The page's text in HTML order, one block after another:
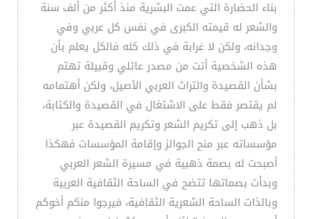
بناء الحضارة التي عمت البشرية منذ أكثر من ألف سنة
والشعر له قيمته الكبرى في نفس كل عربي وفي
وجدانه، ولكن لا غرابة في ذلك كله فالكل يعلم بأن
هذه الشخصية أتت من مصدر عائلي وقبيلة تهتم
بشأن القصيدة والتراث العربي الأصيل، ولكن أهتمامه
لم يقتصر فقط على الاشتغال في القصيدة والكتابة،
بل ذهب إلى تكريم الشعر وتكريم القصيدة عبر
مؤسساته عبر منح الجوائز وإقامة المؤسسات فهكذا
أصبحت له بصمة ذهبية في مسيرة الشعر العربي
وبدأت بصماتها تتضح في الساحة الثقافية العربية
وبالذات الساحة الشعرية الثقافية، فيرجوا منكم أخوكم